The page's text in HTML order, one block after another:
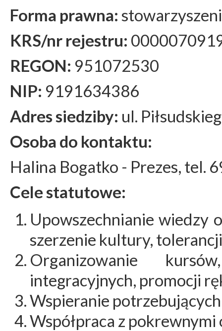
Forma prawna:
KRS/nr rejestru:
REGON: 951072530
NIP: 9191634386
Adres siedziby: ul.
Osoba do kontaktu:
Halina Bogatko - Prezes, tel.
Cele statutowe:
Upowszechnianie wiedzy
szerzenie kultury,
Organizowanie
integracyjnych, promocji
Wspieranie
Współpraca z